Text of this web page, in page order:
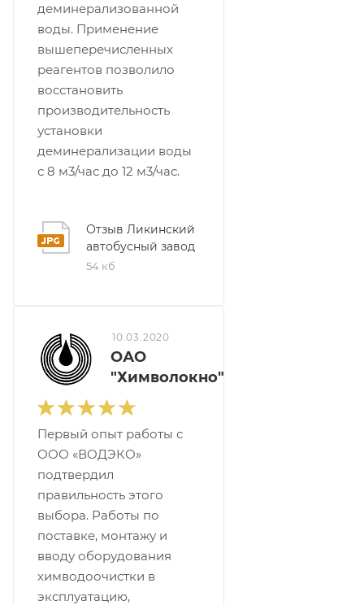
деминерализованной
воды. Применение
вышеперечисленных
реагентов позволило
восстановить
производительность
установки
деминерализации воды
с 8 м3/час до 12 м3/час.
Отзыв Ликинский
автобусный завод
54 кб
10.03.2020
ОАО
"Химволокно"
Первый опыт работы с
ООО «ВОДЭКО»
подтвердил
правильность этого
выбора. Работы по
поставке, монтажу и
вводу оборудования
химводоочистки в
эксплуатацию,